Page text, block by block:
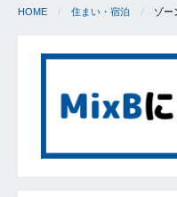
HOME 住まい・宿泊 ゾー